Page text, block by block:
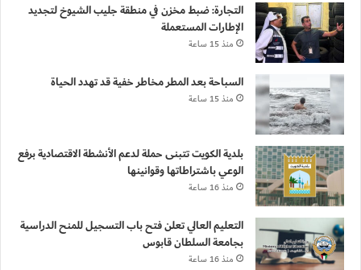
التجارة: ضبط مخزن في منطقة جليب الشيوخ لتجديد
الإطارات المستعملة
منذ 15 ساعة
السباحة بعد المطر مخاطر خفية قد تهدد الحياة
منذ 15 ساعة
بلدية الكويت تتبنى حملة لدعم الأنشطة الاقتصادية برفع
الوعي باشتراطاتها وقوانينها
منذ 16 ساعة
التعليم العالي تعلن فتح باب التسجيل للمنح الدراسية
بجامعة السلطان قابوس
منذ 16 ساعة